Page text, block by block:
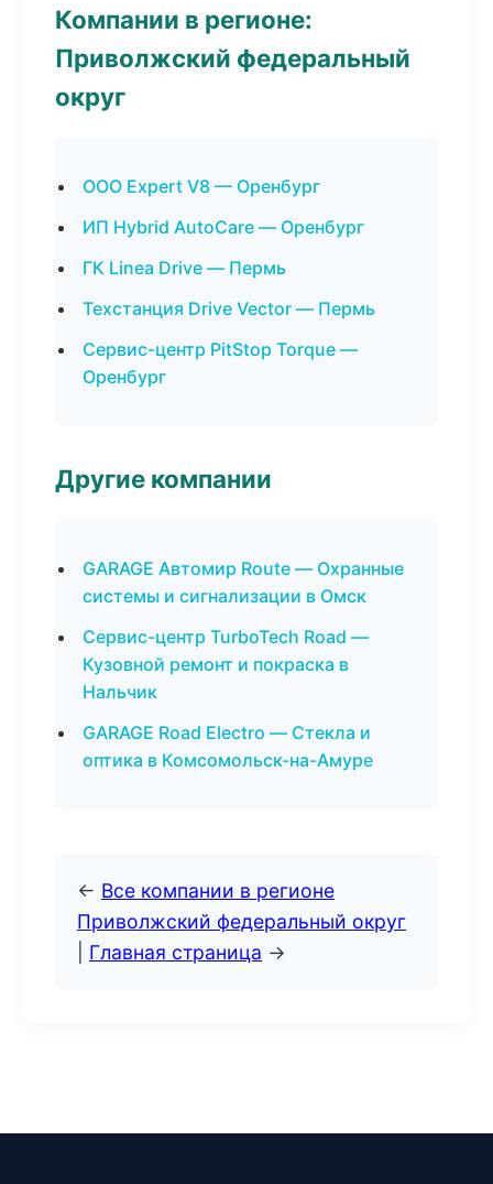
Компании в регионе:
Приволжский федеральный
округ
ООО Expert V8 — Оренбург
ИП Hybrid AutoCare — Оренбург
ГК Linea Drive — Пермь
Техстанция Drive Vector — Пермь
Сервис-центр PitStop Torque —
Оренбург
Другие компании
GARAGE Автомир Route — Охранные
системы и сигнализации в Омск
Сервис-центр TurboTech Road —
Кузовной ремонт и покраска в
Нальчик
GARAGE Road Electro — Стекла и
оптика в Комсомольск-на-Амуре
← Все компании в регионе
Приволжский федеральный округ
Главная страница →